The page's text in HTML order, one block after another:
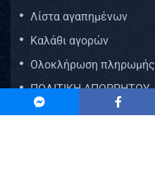
Λίστα αγαπημένων
Καλάθι αγορών
Ολοκλήρωση πληρωμής
ΠΟΛΙΤΙΚΗ ΑΠΟΡΡΗΤΟΥ
ΟΡΟΙ ΧΡΗΣΗΣ